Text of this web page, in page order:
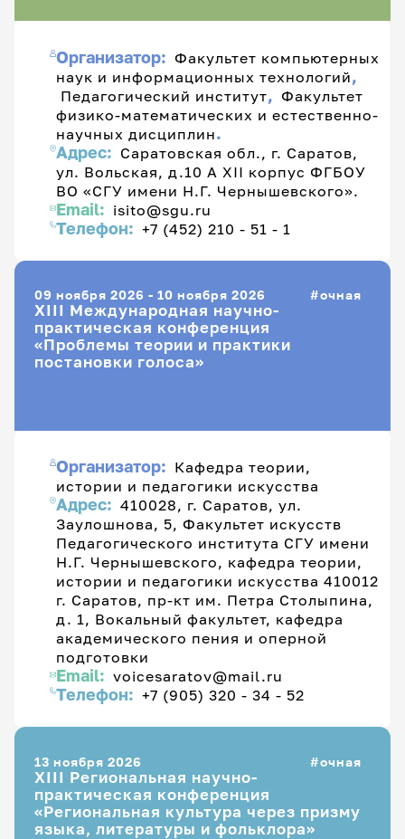
Организатор: Факультет компьютерных
наук и информационных технологий,
Педагогический институт, Факультет
физико-математических и естественно-
научных дисциплин.
Адрес: Саратовская обл., г. Саратов,
ул. Вольская, д.10 А XII корпус ФГБОУ
ВО «СГУ имени Н.Г. Чернышевского».
Email: isito@sgu.ru
Телефон: +7 (452) 210 - 51 - 1
09 ноября 2026 - 10 ноября 2026 очная
XIII Международная научно-
практическая конференция
«Проблемы теории и практики
постановки голоса»
Организатор: Кафедра теории,
истории и педагогики искусства
Адрес: 410028, г. Саратов, ул.
Заулошнова, 5, Факультет искусств
Педагогического института СГУ имени
Н.Г. Чернышевского, кафедра теории,
истории и педагогики искусства 410012
г. Саратов, пр-кт им. Петра Столыпина,
д. 1, Вокальный факультет, кафедра
академического пения и оперной
подготовки
Email: voicesaratov@mail.ru
Телефон: +7 (905) 320 - 34 - 52
13 ноября 2026 очная
XIII Региональная научно-
практическая конференция
«Региональная культура через призму
языка, литературы и фольклора»